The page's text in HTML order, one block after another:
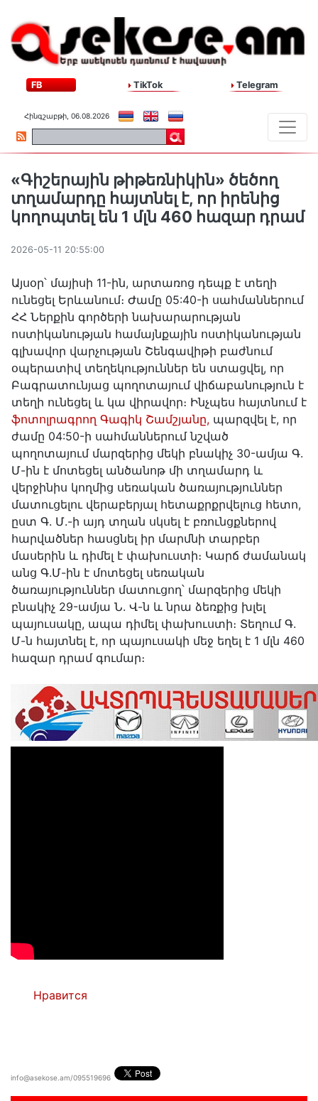
FB TikTok Telegram
Հինգշաբթի, 06.08.2026
«Գիշերային թիթեռնիկին» ծեծող
տղամարդը հայտնել է, որ իրենից
կողոպտել են 1 մլն 460 հազար դրամ
2026-05-11 20:55:00
Այսօր՝ մայիսի 11-ին, արտառոց դեպք է տեղի
ունեցել Երևանում։ Ժամը 05:40-ի սահմաններում
ՀՀ Ներքին գործերի նախարարության
ոստիկանության համայնքային ոստիկանության
գլխավոր վարչության Շենգավիթի բաժնում
օպերատիվ տեղեկություններ են ստացվել, որ
Բագրատունյաց պողոտայում վիճաբանություն է
տեղի ունեցել և կա վիրավոր։ Ինչպես հայտնում է
ֆոտոլրագրող Գագիկ Շամշյանը, պարզվել է, որ
ժամը 04:50-ի սահմաններում նշված
պողոտայում մարզերից մեկի բնակիչ 30-ամյա Գ.
Մ-ին է մոտեցել անծանոթ մի տղամարդ և
վերջինիս կողմից սեռական ծառայություններ
մատուցելու վերաբերյալ հետաքրքրվելուց հետո,
ըստ Գ. Մ.-ի այդ տղան սկսել է բռունցքներով
հարվածներ հասցնել իր մարմնի տարբեր
մասերին և դիմել է փախուստի։ Կարճ ժամանակ
անց Գ.Մ-ին է մոտեցել սեռական
ծառայություններ մատուցող՝ մարզերից մեկի
բնակիչ 29-ամյա Ն. Վ-ն և նրա ձեռքից խլել
պայուսակը, ապա դիմել փախուստի։ Տեղում Գ.
Մ-ն հայտնել է, որ պայուսակի մեջ եղել է 1 մլն 460
հազար դրամ գումար։
Нравится
info@asekose.am/095519696